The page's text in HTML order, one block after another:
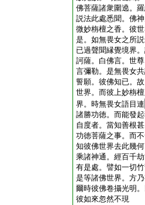
佛菩薩諸衆圍遶。
説法此處悉聞。佛
微妙栴檀之香。彼
是。如無畏女之所
已過聲聞縁覺境界
訶薩。白佛言。世
言彌勒。是無畏女
誓願。彼佛知已。
世界。而彼上妙栴
界。時無畏女語目連
諸勝功徳。而能發
自度者。當知善根
功徳菩薩之事。而
知彼佛世界去此幾
乘諸神通。經百千
有是處。譬如一切
是等諸佛世界。方
爾時彼佛卷攝光明
彼如來忽然不現